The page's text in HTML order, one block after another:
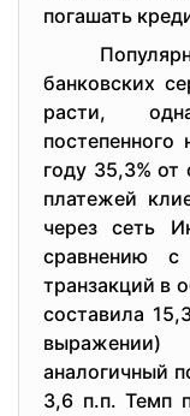
погашать
банковских
расти,
году 35,3% от
платежей
через сеть
сравнению
транзакций в
составила
аналогичный
3,6 п.п. Темп